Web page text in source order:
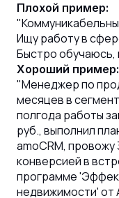
Плохой пример:
Ищу работу в
Быстро обучаюсь,
Хороший пример:
"Менеджер по
месяцев в
полгода работы
руб., выполнил
amoCRM,
конверсией в
программе
недвижимости' от